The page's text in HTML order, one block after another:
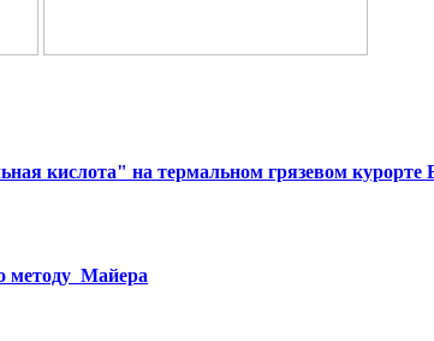
кислота" на термальном грязевом
методу Майера